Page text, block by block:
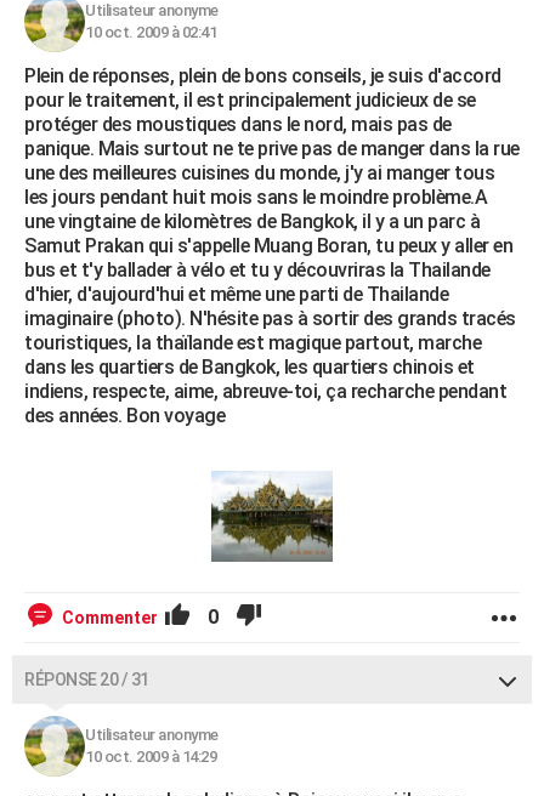
Utilisateur anonyme
10 oct. 2009 à 02:41
Plein de réponses, plein de bons conseils, je suis d'accord
pour le traitement, il est principalement judicieux de se
protéger des moustiques dans le nord, mais pas de
panique. Mais surtout ne te prive pas de manger dans la rue
une des meilleures cuisines du monde, j'y ai manger tous
les jours pendant huit mois sans le moindre problème.A
une vingtaine de kilomètres de Bangkok, il y a un parc à
Samut Prakan qui s'appelle Muang Boran, tu peux y aller en
bus et t'y ballader à vélo et tu y découvriras la Thailande
d'hier, d'aujourd'hui et même une parti de Thailande
imaginaire (photo). N'hésite pas à sortir des grands tracés
touristiques, la thaïlande est magique partout, marche
dans les quartiers de Bangkok, les quartiers chinois et
indiens, respecte, aime, abreuve-toi, ça recharche pendant
des années. Bon voyage
Commenter 0
RÉPONSE 20 / 31
Utilisateur anonyme
10 oct. 2009 à 14:29